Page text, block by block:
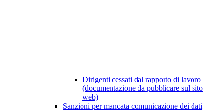
Dirigenti cessati dal rapporto di lavoro
(documentazione da pubblicare sul sito
web)
Sanzioni per mancata comunicazione dei dati